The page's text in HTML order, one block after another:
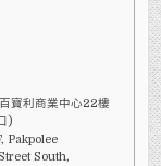
寶利商業中心22樓
)
Pakpolee
South,